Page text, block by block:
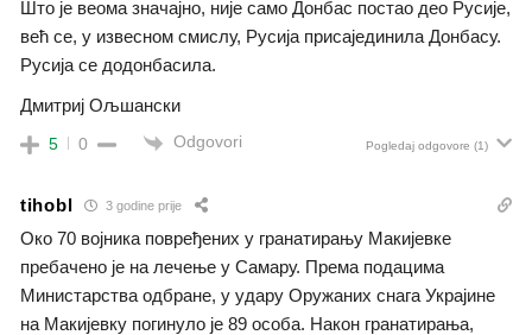
Што је веома значајно, није само Донбас постао део Русије,
већ се, у извесном смислу, Русија присајединила Донбасу.
Русија се додонбасила.
Дмитриј Ољшански
5 0 Odgovori Pogledaj odgovore (1)
tihobl 3 godine prije
Око 70 војника повређених у гранатирању Макијевке
пребачено је на лечење у Самару. Према подацима
Министарства одбране, у удару Оружаних снага Украјине
на Макијевку погинуло је 89 особа. Након гранатирања,